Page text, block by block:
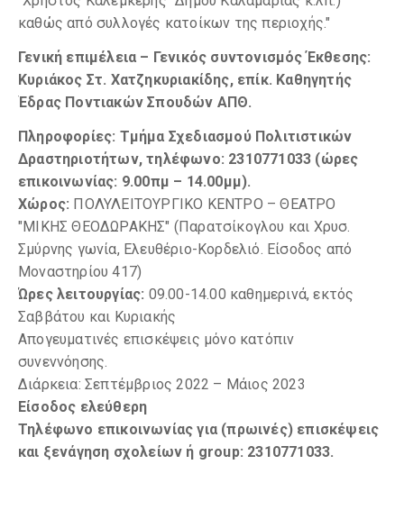
καθώς από συλλογές κατοίκων της περιοχής."
Γενική επιμέλεια – Γενικός συντονισμός Έκθεσης:
Κυριάκος Στ. Χατζηκυριακίδης, επίκ. Καθηγητής
Έδρας Ποντιακών Σπουδών ΑΠΘ.
Πληροφορίες: Τμήμα Σχεδιασμού Πολιτιστικών
Δραστηριοτήτων, τηλέφωνο: 2310771033 (ώρες
επικοινωνίας: 9.00πμ – 14.00μμ).
Χώρος: ΠΟΛΥΛΕΙΤΟΥΡΓΙΚΟ ΚΕΝΤΡΟ – ΘΕΑΤΡΟ
"ΜΙΚΗΣ ΘΕΟΔΩΡΑΚΗΣ" (Παρατσίκογλου και Χρυσ.
Σμύρνης γωνία, Ελευθέριο-Κορδελιό. Είσοδος από
Μοναστηρίου 417)
Ώρες λειτουργίας: 09.00-14.00 καθημερινά, εκτός
Σαββάτου και Κυριακής
Απογευματινές επισκέψεις μόνο κατόπιν
συνεννόησης.
Διάρκεια: Σεπτέμβριος 2022 – Μάιος 2023
Είσοδος ελεύθερη
Τηλέφωνο επικοινωνίας για (πρωινές) επισκέψεις
και ξενάγηση σχολείων ή group: 2310771033.